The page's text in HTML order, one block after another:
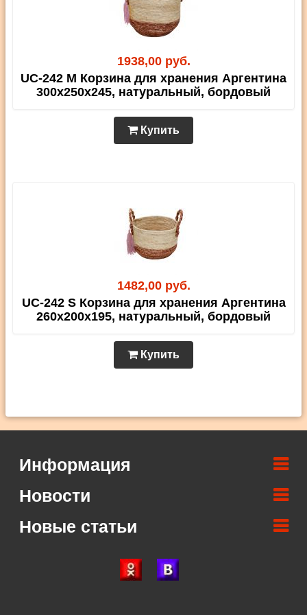
1938,00 руб.
UC-242 M Корзина для хранения Аргентина
300х250х245, натуральный, бордовый
Купить
1482,00 руб.
UC-242 S Корзина для хранения Аргентина
260х200х195, натуральный, бордовый
Купить
Информация
Новости
Новые статьи